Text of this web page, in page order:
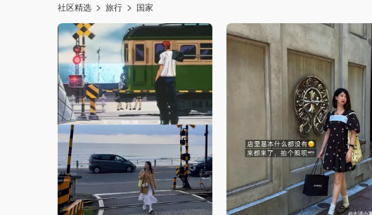
社区精选 旅行 国家